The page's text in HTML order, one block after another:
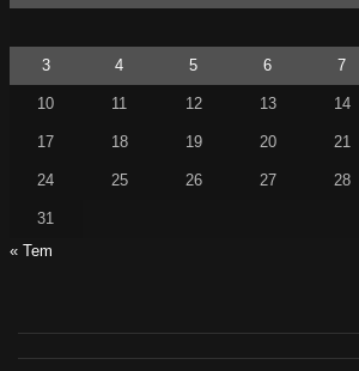
3 4 5 6 7
10 11 12 13 14
17 18 19 20 21
24 25 26 27 28
31
« Tem